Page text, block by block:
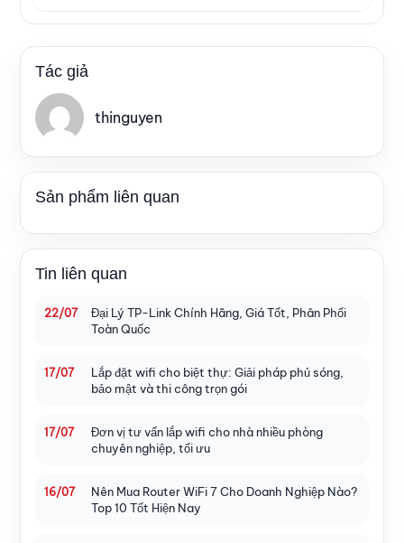
Tác giả
thinguyen
Sản phẩm liên quan
Tin liên quan
22/07
Đại Lý TP-Link Chính Hãng, Giá Tốt, Phân Phối
Toàn Quốc
17/07
Lắp đặt wifi cho biệt thự: Giải pháp phủ sóng,
bảo mật và thi công trọn gói
17/07
Đơn vị tư vấn lắp wifi cho nhà nhiều phòng
chuyên nghiệp, tối ưu
16/07
Nên Mua Router WiFi 7 Cho Doanh Nghiệp Nào?
Top 10 Tốt Hiện Nay